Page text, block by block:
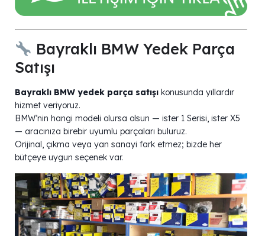
Bayraklı BMW Yedek Parça
Satışı
Bayraklı BMW yedek parça satışı konusunda yıllardır
hizmet veriyoruz.
BMW’nin hangi modeli olursa olsun — ister 1 Serisi, ister X5
— aracınıza birebir uyumlu parçaları buluruz.
Orijinal, çıkma veya yan sanayi fark etmez; bizde her
bütçeye uygun seçenek var.